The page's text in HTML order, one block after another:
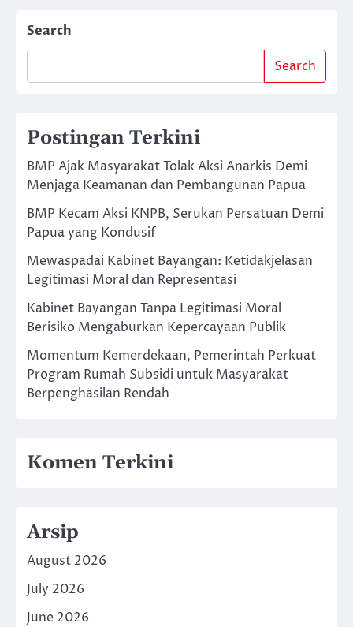
Search
Search
Postingan Terkini
BMP Ajak Masyarakat Tolak Aksi Anarkis Demi
Menjaga Keamanan dan Pembangunan Papua
BMP Kecam Aksi KNPB, Serukan Persatuan Demi
Papua yang Kondusif
Mewaspadai Kabinet Bayangan: Ketidakjelasan
Legitimasi Moral dan Representasi
Kabinet Bayangan Tanpa Legitimasi Moral
Berisiko Mengaburkan Kepercayaan Publik
Momentum Kemerdekaan, Pemerintah Perkuat
Program Rumah Subsidi untuk Masyarakat
Berpenghasilan Rendah
Komen Terkini
Arsip
August 2026
July 2026
June 2026